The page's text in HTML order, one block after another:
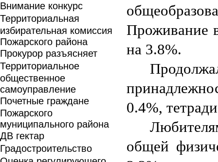
Внимание конкурс
Территориальная
избирательная комиссия
Пожарского района
Прокурор разъясняет
Территориальное
общественное
самоуправление
Почетные граждане
Пожарского
муниципального района
ДВ гектар
Градостроительство
Проживание
на 3.8%.
0.4%,
общей